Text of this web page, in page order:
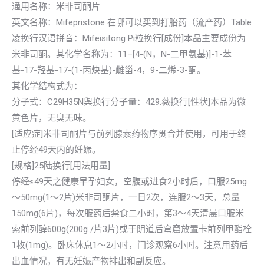
通用名称：米非司酮片
英文名称：Mifepristone 在哪可以买到打胎药（流产药）Table
凌换行汉语拼音：Mifeisitong Pi粒换行[成份]本品主要成份为
米非司酮。其化学名称为：11–[4-(N，N-二甲氨基)]-1-苯
基-17-羟基-17-(1-丙炔基)-雌甾-4，9-二烯-3-酮。
其化学结构式为：
分子式：C29H35N舆换行分子量：429.薇换行[性状]本品为微
黄色片，无臭无味。
[适应症]米非司酮片与前列腺素药物序贯合并使用，可用于终
止停经49天内的妊娠。
[规格]25陆换行[用法用量]
停经≤49天之健康早孕妇女，空腹或进食2小时后，口服25mg
～50mg(1～2片)米非司酮片，一日2次，连服2～3天，总量
150mg(6片)，每次服药后禁食二小时，第3～4天清晨口服米
索前列醇600g(200g /片3片)或于阴道后穹窟放置卡前列甲酯栓
1枚(1mg)。卧床休息1～2小时，门诊观察6小时。注意用药后
出血情况，有无妊娠产物排出和副反应。